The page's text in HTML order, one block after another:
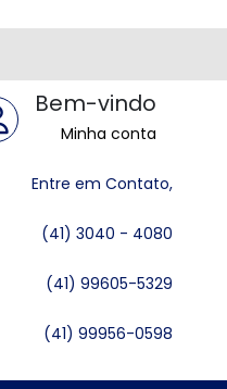
Bem-vindo
Minha conta
Entre em Contato,
(41) 3040 - 4080
(41) 99605-5329
(41) 99956-0598